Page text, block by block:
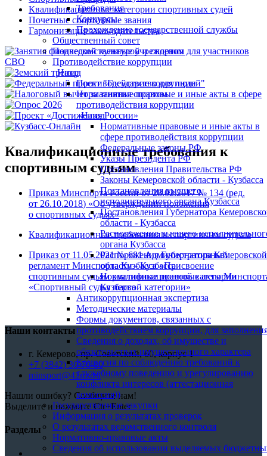
Требования
Конкурсы
Прохождение государственной службы
Общественный совет
Подведомственные учреждения
Противодействие коррупции
Назад
Противодействие коррупции
Нормативные правовые и иные акты в сфере
противодействия коррупции
Назад
Нормативные правовые и иные акты в
сфере противодействия коррупции
Федеральные законы РФ
Указы Президента РФ
Постановления Правительства РФ
Законы Кемеровской области - Кузбасса
Постановления высшего
исполнительного органа Кузбасса
Постановления Губернатора
области - Кузбасса
Распоряжение высшего
органа Кузбасса
Распоряжения Губернатора Кемеровской
области - Кузбасса
Нормативные правовые акты
Кузбасса
Антикоррупционная экспертиза
Методические материалы
Формы документов, связанных с
противодействием коррупции, для
Сведения о доходах, об имуществе и
обязательствах имущественного характера
Комиссия по соблюдению требований к
служебному поведению и урегулированию
конфликта интересов (аттестационная
комиссия))
Государственные закупки
Информация о результатах проверок
О результатах ведомственного контроля
Нормативно-правовые акты
Сведения об использовании выделяемых
Квалификационные категории спортивных судей
Почетные спортивные звания
Гармонизация законодательства
Квалификационные требования к
спортивным судьям
Приказ Минспорта России от28.02.2017№ 134 (ред.
от 26.10.2018) «Об утверждении положения
о спортивных судьях»
Квалификационные требования к спортивным судьям
Приказ от 11.05.2021 № 681 Административный
регламент Минспорта Кузбасса «Присвоение
спортивным судьям квалификационной категории
«Спортивный судья первой категории»
Наши контакты
г. Кемерово, пр. Советский, 60, корпус 1
+7 (3842) 36-76-80
minsport@42ms.ru
Нашли ошибку? Сообщите нам!
Выделите и нажмите Ctr+Enter
Разделы